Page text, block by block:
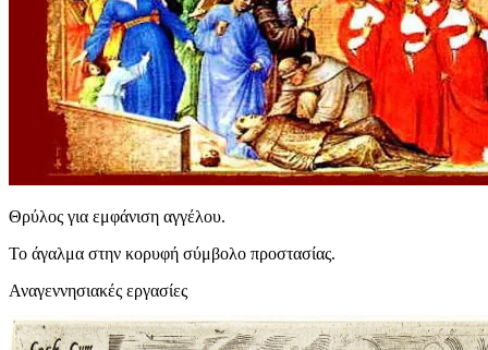
Θρύλος για εμφάνιση αγγέλου.
Το άγαλμα στην κορυφή σύμβολο προστασίας.
Αναγεννησιακές εργασίες